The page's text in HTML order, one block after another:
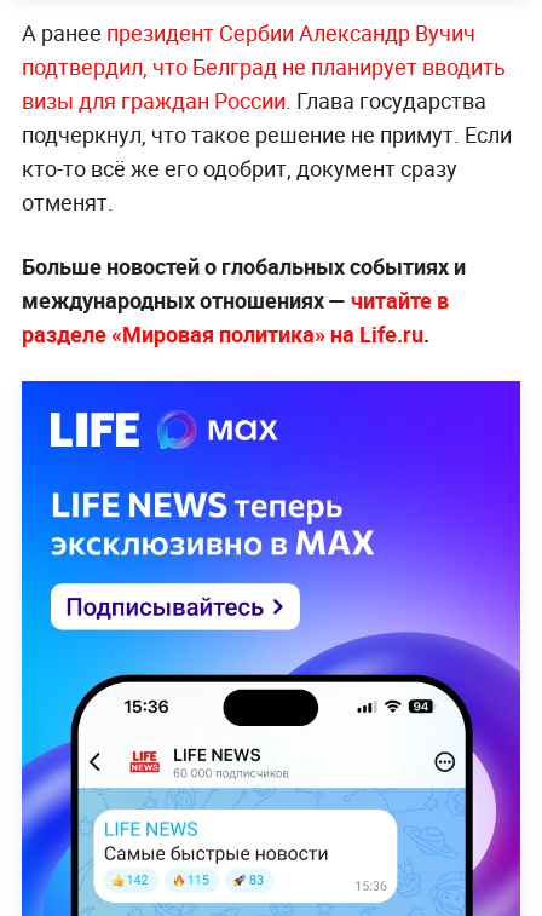
А ранее президент Сербии Александр Вучич
подтвердил, что Белград не планирует вводить
визы для граждан России. Глава государства
подчеркнул, что такое решение не примут. Если
кто-то всё же его одобрит, документ сразу
отменят.
Больше новостей о глобальных событиях и
международных отношениях — читайте в
разделе «Мировая политика» на Life.ru.